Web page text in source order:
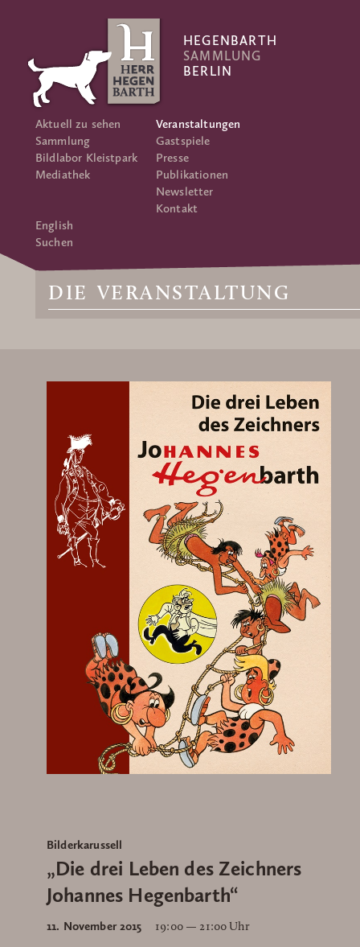
HEGENBARTH
SAMMLUNG
BERLIN
Aktuell zu sehen
Sammlung
Bildlabor Kleistpark
Mediathek
Veranstaltungen
Gastspiele
Presse
Publikationen
Newsletter
Kontakt
English
Suchen
DIE VERANSTALTUNG
Bilderkarussell
„Die drei Leben des Zeichners
Johannes Hegenbarth“
11. November 2015 19:00 — 21:00 Uhr